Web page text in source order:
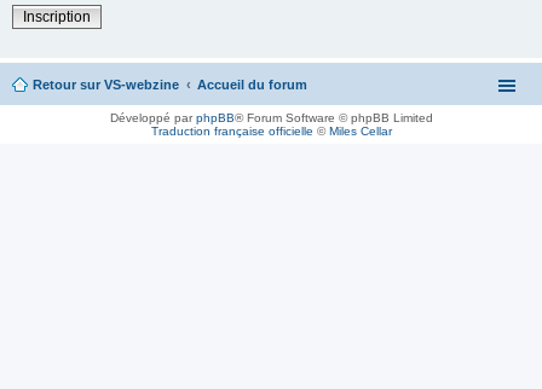
Inscription
Retour sur VS-webzine Accueil du forum
Développé parphpBB® Forum Software © phpBB Limited
Traduction française officielle ©Miles Cellar